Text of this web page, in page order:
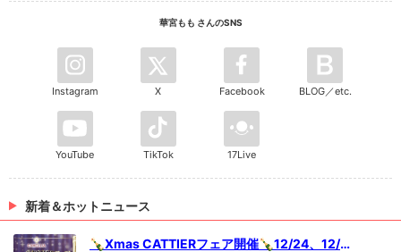
Q. 好きな食べ物は？
寿司🍣肉🍖
Q. チャームポイントは？
えくぼ💫
Q. 男性のここがフェチ！
腕の血管。あとはいい匂いのする人！
Q. 1番好きな映画は？
華宮もも さんのSNS
Instagram X Facebook BLOG／etc.
YouTube TikTok 17Live
新着＆ホットニュース
🍾Xmas CATTIERフェア開催🍾12/24、12/25